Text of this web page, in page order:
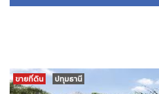
ขายที่ดิน ปทุมธานี